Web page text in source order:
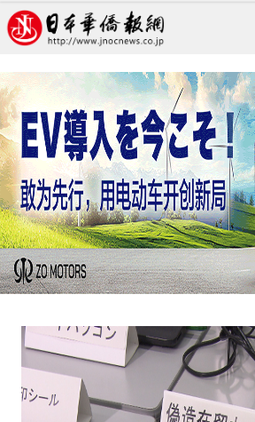
在日中国人伪造在留卡等犯罪
王琴 评论 国际视角
日本新华侨报 2020/7/13 12:53:59